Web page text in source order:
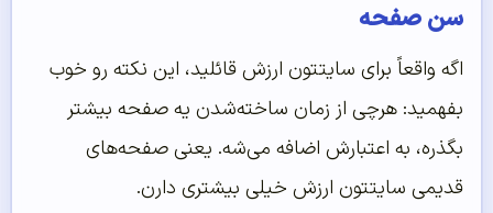
سن صفحه
اگه واقعاً برای سایتتون ارزش قائلید، این نکته رو خوب
بفهمید: هرچی از زمان ساخته‌شدن یه صفحه بیشتر
بگذره، به اعتبارش اضافه می‌شه. یعنی صفحه‌های
قدیمی سایتتون ارزش خیلی بیشتری دارن.